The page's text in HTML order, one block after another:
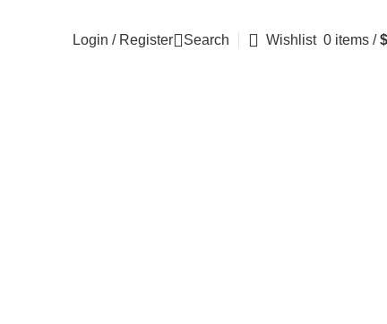
Login / Register Search Wishlist 0 items / $